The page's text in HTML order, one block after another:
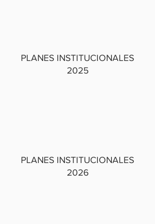
PLANES INSTITUCIONALES
2025
PLANES INSTITUCIONALES
2026